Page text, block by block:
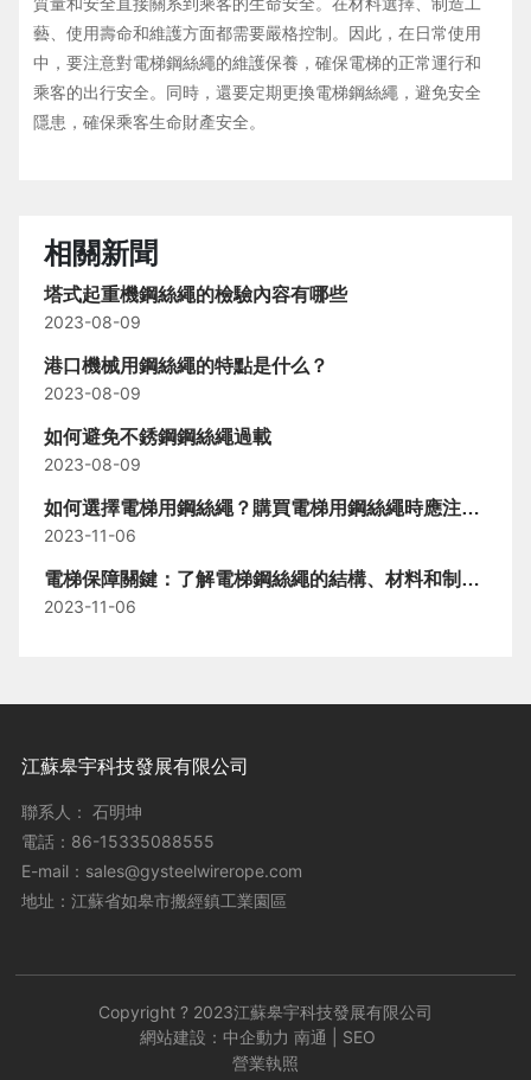
藝、使用壽命和維護方面都需要嚴格控制。因此，在日常使用
中，要注意對電梯鋼絲繩的維護保養，確保電梯的正常運行和
乘客的出行安全。同時，還要定期更換電梯鋼絲繩，避免安全
隱患，確保乘客生命財產安全。
相關新聞
塔式起重機鋼絲繩的檢驗內容有哪些
2023-08-09
港口機械用鋼絲繩的特點是什么？
2023-08-09
如何避免不銹鋼鋼絲繩過載
2023-08-09
如何選擇電梯用鋼絲繩？購買電梯用鋼絲繩時應注意
以下幾點
2023-11-06
電梯保障關鍵：了解電梯鋼絲繩的結構、材料和制造
工藝
2023-11-06
江蘇皋宇科技發展有限公司
聯系人： 石明坤
電話： 86-15335088555
E-mail： sales@gysteelwirerope.com
地址：江蘇省如皋市搬經鎮工業園區
Copyright ? 2023江蘇皋宇科技發展有限公司
網站建設：中企動力 南通
SEO
營業執照